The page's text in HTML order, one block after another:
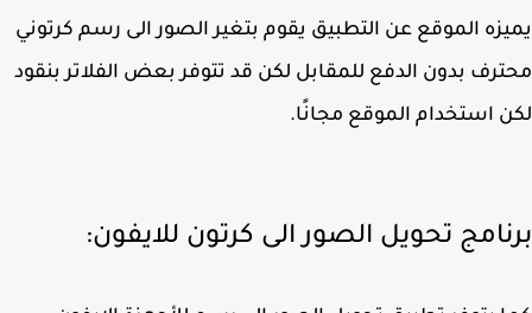
الموقع عن التطبيق يقوم بتغير الصور الى رسم كرتوني
بدون الدفع للمقابل لكن قد تتوفر بعض الفلاتر بنقود
استخدام الموقع مجانًا.
تحويل الصور الى كرتون للايفون: